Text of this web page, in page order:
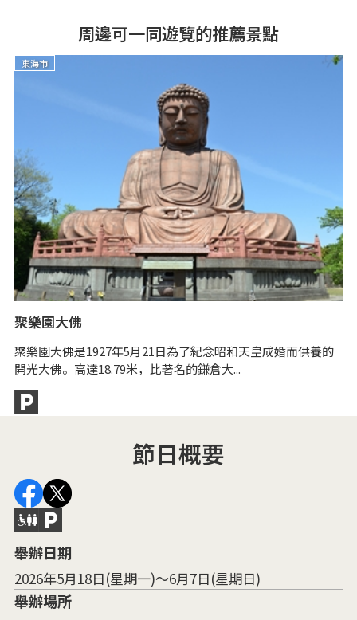
周邊可一同遊覽的推薦景點
東海市
聚樂園大佛
聚樂園大佛是1927年5月21日為了紀念昭和天皇成婚而供養的
開光大佛。高達18.79米，比著名的鎌倉大...
節日概要
舉辦日期
2026年5月18日(星期一)～6月7日(星期日)
舉辦場所